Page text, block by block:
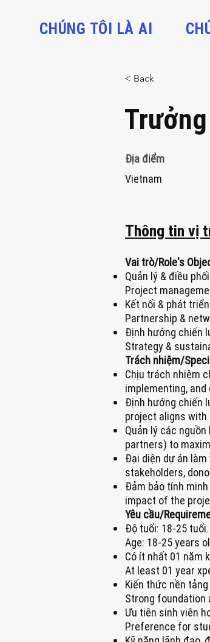
CHÚNG TÔI LÀ AI
< Back
Địa điểm
Vietnam
Thông tin vị
Vai trò/Role's
Quản lý & điều
Project
Kết nối & phát
Partnership &
Định hướng chiến
Strategy &
Trách nhiệm/
Chịu trách nhiệm
implementing,
Định hướng chiến
project aligns
Quản lý các
partners) to
Đại diện dự án
stakeholders,
Đảm bảo tính
impact of the
Yêu cầu/
Độ tuổi: 18-25 tuổi.
Age: 18-25 years
Có ít nhất 01 năm
At least 01 year
Kiến thức nền
Strong
Ưu tiên sinh viên
Preference for